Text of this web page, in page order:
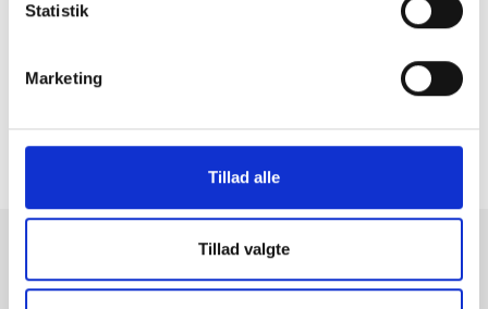
Statistik
Marketing
Tillad alle
Tillad valgte
Tilbage til oversigten
Tilmeld dig vores nyhedsbrev